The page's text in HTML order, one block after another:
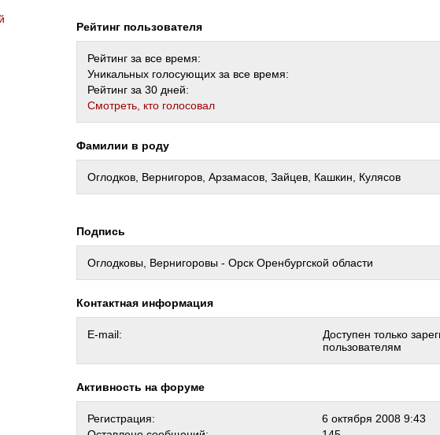
Рейтинг пользователя
Рейтинг за все время:
Уникальных голосующих за все время:
Рейтинг за 30 дней:
Cмотреть, кто голосовал
Фамилии в роду
Оглодков, Вернигоров, Арзамасов, Зайцев, Кашкин, Кулясов
Подпись
Оглодковы, Вернигоровы - Орск Оренбургской области
Контактная информация
E-mail:
Доступен только
пользователям
Активность на форуме
Регистрация:
6 октября 2008 9:43